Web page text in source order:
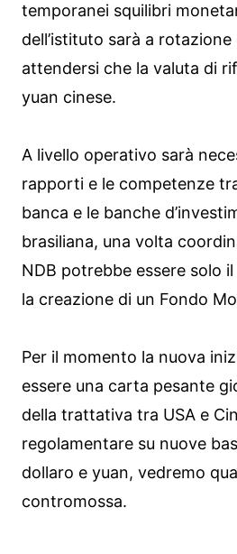
temporanei squilibri
dell’istituto sarà a
attendersi che la valuta di
yuan cinese.
A livello operativo sarà
rapporti e le competenze
banca e le banche
brasiliana, una volta
NDB potrebbe essere solo
la creazione di un Fondo
Per il momento la nuova
essere una carta pesante
della trattativa tra USA e
regolamentare su nuove
dollaro e yuan, vedremo
contromossa.